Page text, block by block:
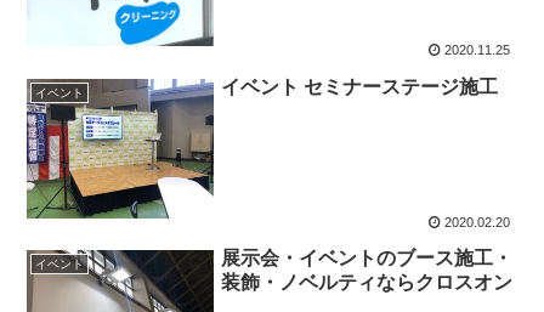
2020.11.25
イベント イベント セミナーステージ施工
2020.02.20
イベント
展示会・イベントのブース施工・
装飾・ノベルティならクロスオン